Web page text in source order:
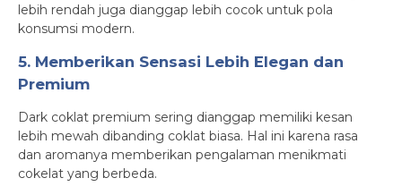
lebih rendah juga dianggap lebih cocok untuk pola
konsumsi modern.
5. Memberikan Sensasi Lebih Elegan dan
Premium
Dark coklat premium sering dianggap memiliki kesan
lebih mewah dibanding coklat biasa. Hal ini karena rasa
dan aromanya memberikan pengalaman menikmati
cokelat yang berbeda.